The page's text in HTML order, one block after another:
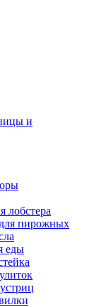
и
лобстера
пирожных
еды